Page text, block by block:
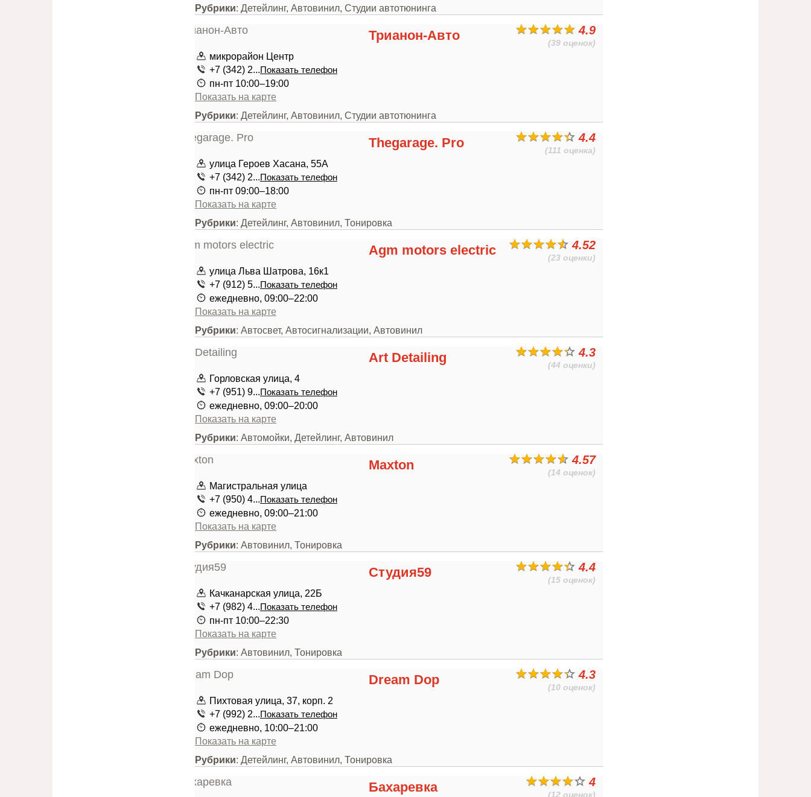
Рубрики: Детейлинг, Автовинил, Студии автотюнинга
4.9
(39 оценок)
Трианон-Авто
микрорайон Центр
+7 (342) 2...Показать телефон
пн-пт 10:00–19:00
Показать на карте
Рубрики: Детейлинг, Автовинил, Студии автотюнинга
4.4
(111 оценка)
Thegarage. Pro
улица Героев Хасана, 55А
+7 (342) 2...Показать телефон
пн-пт 09:00–18:00
Показать на карте
Рубрики: Детейлинг, Автовинил, Тонировка
4.52
(23 оценки)
Agm motors electric
улица Льва Шатрова, 16к1
+7 (912) 5...Показать телефон
ежедневно, 09:00–22:00
Показать на карте
Рубрики: Автосвет, Автосигнализации, Автовинил
4.3
(44 оценки)
Art Detailing
Горловская улица, 4
+7 (951) 9...Показать телефон
ежедневно, 09:00–20:00
Показать на карте
Рубрики: Автомойки, Детейлинг, Автовинил
4.57
(14 оценок)
Maxton
Магистральная улица
+7 (950) 4...Показать телефон
ежедневно, 09:00–21:00
Показать на карте
Рубрики: Автовинил, Тонировка
4.4
(15 оценок)
Студия59
Качканарская улица, 22Б
+7 (982) 4...Показать телефон
пн-пт 10:00–22:30
Показать на карте
Рубрики: Автовинил, Тонировка
4.3
(10 оценок)
Dream Dop
Пихтовая улица, 37, корп. 2
+7 (992) 2...Показать телефон
ежедневно, 10:00–21:00
Показать на карте
Рубрики: Детейлинг, Автовинил, Тонировка
4
(12 оценок)
Бахаревка